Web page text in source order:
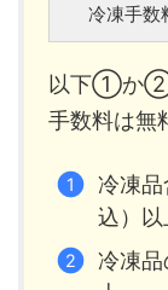
冷凍手数
以下①か②
手数料は無
冷凍
込）以
冷凍